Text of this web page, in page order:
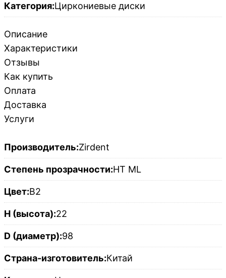
Категория:Циркониевые диски
Описание
Характеристики
Отзывы
Как купить
Оплата
Доставка
Услуги
Производитель:Zirdent
Степень прозрачности:HT ML
Цвет:B2
H (высота):22
D (диаметр):98
Страна-изготовитель:Китай